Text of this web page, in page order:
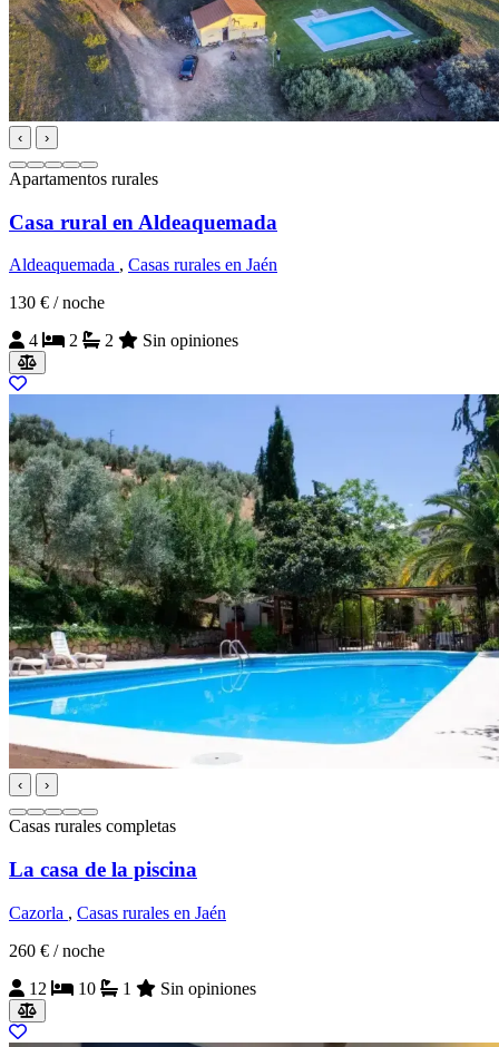
‹ ›
Apartamentos rurales
Casa rural en Aldeaquemada
Aldeaquemada , Casas rurales en Jaén
130 € / noche
4
2 2 Sin opiniones
‹ ›
Casas rurales completas
La casa de la piscina
Cazorla , Casas rurales en Jaén
260 € / noche
12
10 1 Sin opiniones